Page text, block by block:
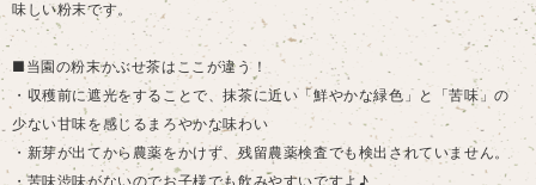
味しい粉末です。
■当園の粉末かぶせ茶はここが違う！
・収穫前に遮光をすることで、抹茶に近い「鮮やかな緑色」と「苦味」の
少ない甘味を感じるまろやかな味わい
・新芽が出てから農薬をかけず、残留農薬検査でも検出されていません。
・苦味渋味がないのでお子様でも飲みやすいですよ♪